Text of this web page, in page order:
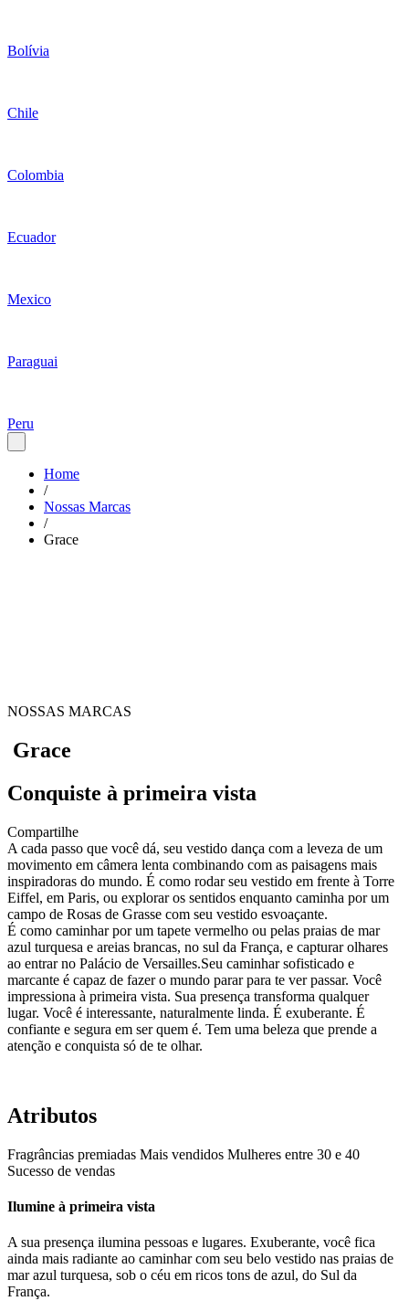
Bolívia
Chile
Colombia
Ecuador
Mexico
Paraguai
Peru
Home
/
Nossas Marcas
/
Grace
NOSSAS MARCAS
Grace
Conquiste à primeira vista
Compartilhe
A cada passo que você dá, seu vestido dança com a leveza de um
movimento em câmera lenta combinando com as paisagens mais
inspiradoras do mundo. É como rodar seu vestido em frente à Torre
Eiffel, em Paris, ou explorar os sentidos enquanto caminha por um
campo de Rosas de Grasse com seu vestido esvoaçante.
É como caminhar por um tapete vermelho ou pelas praias de mar
azul turquesa e areias brancas, no sul da França, e capturar olhares
ao entrar no Palácio de Versailles.Seu caminhar sofisticado e
marcante é capaz de fazer o mundo parar para te ver passar. Você
impressiona à primeira vista. Sua presença transforma qualquer
lugar. Você é interessante, naturalmente linda. É exuberante. É
confiante e segura em ser quem é. Tem uma beleza que prende a
atenção e conquista só de te olhar.
Atributos
Fragrâncias premiadas Mais vendidos Mulheres entre 30 e 40
Sucesso de vendas
Ilumine à primeira vista
A sua presença ilumina pessoas e lugares. Exuberante, você fica
ainda mais radiante ao caminhar com seu belo vestido nas praias de
mar azul turquesa, sob o céu em ricos tons de azul, do Sul da
França.